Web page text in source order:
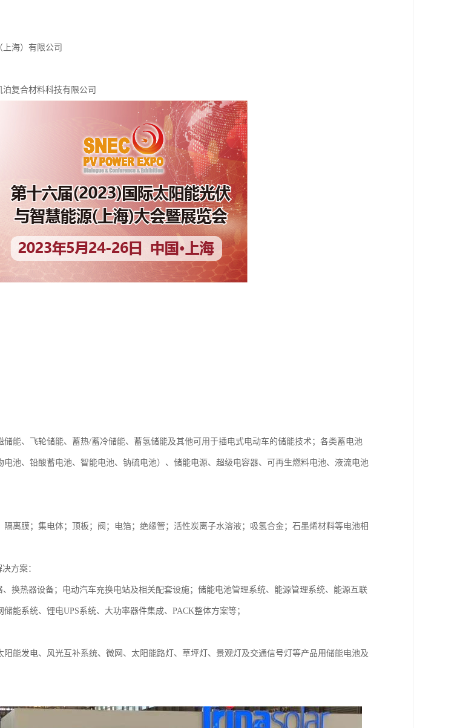
海）有限公司
复合材料科技有限公司
储能、飞轮储能、蓄热/蓄冷储能、蓄氢储能及其他可用于插电式电动车的储能技术；各类蓄电池
电池、铅酸蓄电池、智能电池、钠硫电池）、储能电源、超级电容器、可再生燃料电池、液流电池
隔离膜；集电体；顶板；阀；电箔；绝缘管；活性炭离子水溶液；吸氢合金；石墨烯材料等电池相
方案：
、换热器设备；电动汽车充换电站及相关配套设施；储能电池管理系统、能源管理系统、能源互联
能系统、锂电UPS系统、大功率器件集成、PACK整体方案等；
能发电、风光互补系统、微网、太阳能路灯、草坪灯、景观灯及交通信号灯等产品用储能电池及